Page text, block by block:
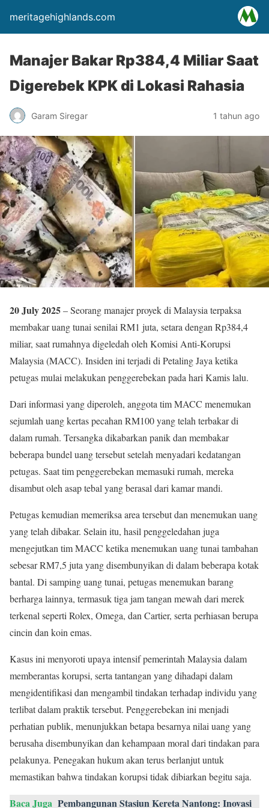
meritagehighlands.com
Manajer Bakar Rp384,4 Miliar Saat
Digerebek KPK di Lokasi Rahasia
Garam Siregar 1 tahun ago
20 July 2025– Seorang manajer proyek di Malaysia terpaksa
membakar uang tunai senilai RM1 juta, setara dengan Rp384,4
miliar, saat rumahnya digeledah oleh Komisi Anti-Korupsi
Malaysia (MACC). Insiden ini terjadi di Petaling Jaya ketika
petugas mulai melakukan penggerebekan pada hari Kamis lalu.
Dari informasi yang diperoleh, anggota tim MACC menemukan
sejumlah uang kertas pecahan RM100 yang telah terbakar di
dalam rumah. Tersangka dikabarkan panik dan membakar
beberapa bundel uang tersebut setelah menyadari kedatangan
petugas. Saat tim penggerebekan memasuki rumah, mereka
disambut oleh asap tebal yang berasal dari kamar mandi.
Petugas kemudian memeriksa area tersebut dan menemukan uang
yang telah dibakar. Selain itu, hasil penggeledahan juga
mengejutkan tim MACC ketika menemukan uang tunai tambahan
sebesar RM7,5 juta yang disembunyikan di dalam beberapa kotak
bantal. Di samping uang tunai, petugas menemukan barang
berharga lainnya, termasuk tiga jam tangan mewah dari merek
terkenal seperti Rolex, Omega, dan Cartier, serta perhiasan berupa
cincin dan koin emas.
Kasus ini menyoroti upaya intensif pemerintah Malaysia dalam
memberantas korupsi, serta tantangan yang dihadapi dalam
mengidentifikasi dan mengambil tindakan terhadap individu yang
terlibat dalam praktik tersebut. Penggerebekan ini menjadi
perhatian publik, menunjukkan betapa besarnya nilai uang yang
berusaha disembunyikan dan kehampaan moral dari tindakan para
pelakunya. Penegakan hukum akan terus berlanjut untuk
memastikan bahwa tindakan korupsi tidak dibiarkan begitu saja.
Baca Juga Pembangunan Stasiun Kereta Nantong: Inovasi